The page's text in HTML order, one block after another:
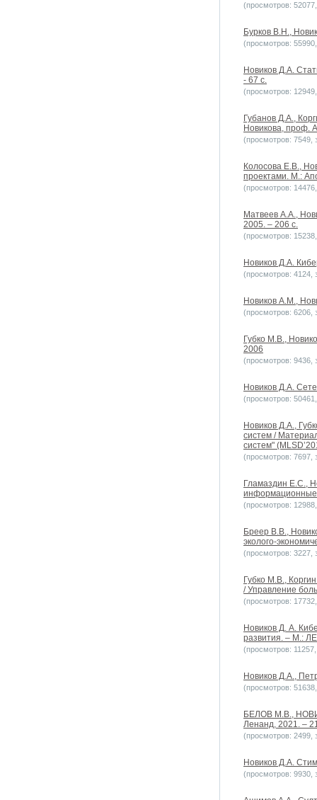
(просмотров:
Бурков В.Н.,
(просмотров:
Новиков Д.А.
- 67 с.
(просмотров:
Губанов Д.А.,
Новикова, проф.
(просмотров: 7549,
Колосова Е.В.,
проектами. М.:
(просмотров:
Матвеев А.А.,
2005. – 206 с.
(просмотров:
Новиков Д.А.
(просмотров: 4124,
Новиков А.М.,
(просмотров: 6206,
Губко М.В.,
2006
(просмотров: 9436,
Новиков Д.А.
(просмотров:
Новиков Д.А.,
систем /
систем"
(просмотров: 7697,
Гламаздин Е.С.,
информационные
(просмотров:
Бреер В.В.,
эколого-
(просмотров: 3227,
Губко М.В.,
/ Управление
(просмотров:
Новиков Д. А.
развития. – М.:
(просмотров:
Новиков Д.А.,
(просмотров:
БЕЛОВ М.В.,
Ленанд, 2021. –
(просмотров: 2499,
Новиков Д.А.
(просмотров: 9930,